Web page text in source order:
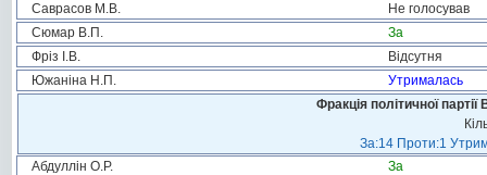
Саврасов М.В.
Не голосував
Сюмар В.П.
За
Фріз І.В.
Відсутня
Южаніна Н.П.
Утрималась
Фракція політичної
За:14 Проти:1
Абдуллін О.Р.
За